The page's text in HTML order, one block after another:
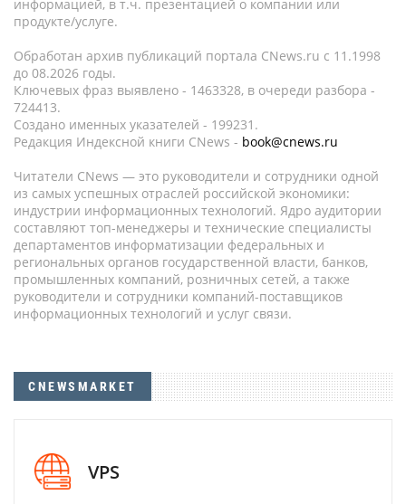
информацией, в т.ч. презентацией о компании или
продукте/услуге.
Обработан архив публикаций портала CNews.ru c 11.1998
до 08.2026 годы.
Ключевых фраз выявлено - 1463328, в очереди разбора -
724413.
Создано именных указателей - 199231.
Редакция Индексной книги CNews - book@cnews.ru
Читатели CNews — это руководители и сотрудники одной
из самых успешных отраслей российской экономики:
индустрии информационных технологий. Ядро аудитории
составляют топ-менеджеры и технические специалисты
департаментов информатизации федеральных и
региональных органов государственной власти, банков,
промышленных компаний, розничных сетей, а также
руководители и сотрудники компаний-поставщиков
информационных технологий и услуг связи.
CNEWSMARKET
VPS